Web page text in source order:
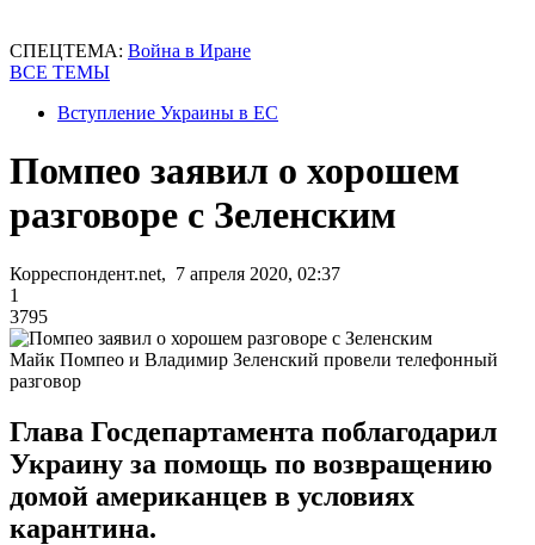
СПЕЦТЕМА: Война в Иране
ВСЕ ТЕМЫ
Вступление Украины в ЕС
Помпео заявил о хорошем
разговоре с Зеленским
Корреспондент.net, 7 апреля 2020, 02:37
1
3795
Майк Помпео и Владимир Зеленский провели телефонный
разговор
Глава Госдепартамента поблагодарил
Украину за помощь по возвращению
домой американцев в условиях
карантина.